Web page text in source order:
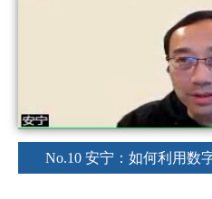
No.10 安宁：如何利用数